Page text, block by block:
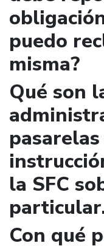
puedo
misma?
Qué son
la SFC
Con qué